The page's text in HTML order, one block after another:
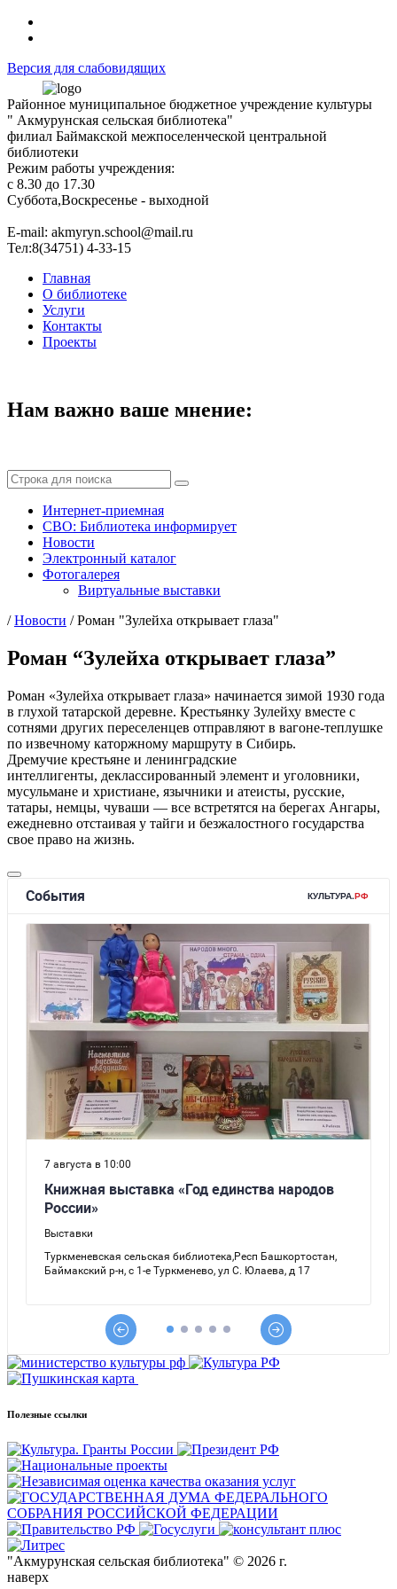
Версия для слабовидящих
Районное муниципальное бюджетное учреждение культуры
" Акмурунская сельская библиотека"
филиал Баймакской межпоселенческой центральной
библиотеки
Режим работы учреждения:
с 8.30 до 17.30
Суббота,Воскресенье - выходной
Е-mail: akmyryn.school@mail.ru
Тел:8(34751) 4-33-15
Главная
О библиотеке
Услуги
Контакты
Проекты
Нам важно ваше мнение:
Интернет-приемная
СВО: Библиотека информирует
Новости
Электронный каталог
Фотогалерея
Виртуальные выставки
/Новости /Роман "Зулейха открывает глаза"
Роман “Зулейха открывает глаза”
Роман «Зулейха открывает глаза» начинается зимой 1930 года
в глухой татарской деревне. Крестьянку Зулейху вместе с
сотнями других переселенцев отправляют в вагоне-теплушке
по извечному каторжному маршруту в Сибирь.
Дремучие крестьяне и ленинградские
интеллигенты, деклассированный элемент и уголовники,
мусульмане и христиане, язычники и атеисты, русские,
татары, немцы, чуваши — все встретятся на берегах Ангары,
ежедневно отстаивая у тайги и безжалостного государства
свое право на жизнь.
Полезные ссылки
"Акмурунская сельская библиотека" © 2026 г.
наверх